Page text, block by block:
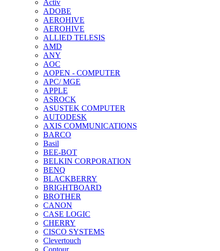
Activ
ADOBE
AEROHIVE
AEROHIVE
ALLIED TELESIS
AMD
ANY
AOC
AOPEN - COMPUTER
APC/ MGE
APPLE
ASROCK
ASUSTEK COMPUTER
AUTODESK
AXIS COMMUNICATIONS
BARCO
Basil
BEE-BOT
BELKIN CORPORATION
BENQ
BLACKBERRY
BRIGHTBOARD
BROTHER
CANON
CASE LOGIC
CHERRY
CISCO SYSTEMS
Clevertouch
Contour